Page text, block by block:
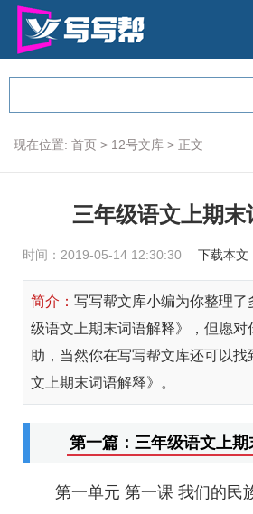
现在位置: 首页 > 12号文库 > 正文
三年级语文上期末
时间：2019-05-14 12:30:30 下载本文
简介： 写写帮文库小编为你整理了
级语文上期末词语解释》，但愿对
助，当然你在写写帮文库还可以
文上期末词语解释》。
第一篇：三年级语文上
第一单元 第一课 我们的民